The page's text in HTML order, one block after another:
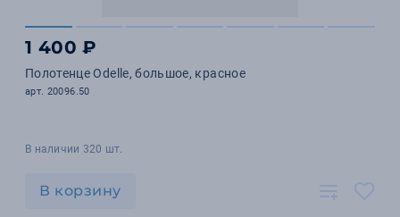
1 400 ₽
Полотенце Odelle, большое, красное
арт. 20096.50
В наличии 320 шт.
В корзину